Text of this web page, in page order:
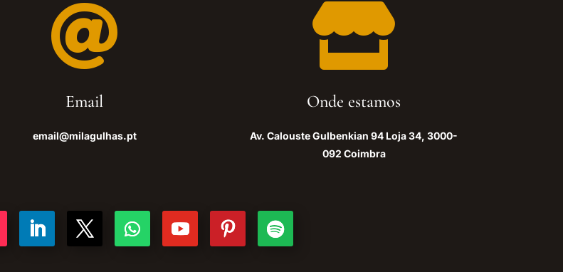

Email
email@milagulhas.pt

Onde estamos
Av. Calouste Gulbenkian 94 Loja 34, 3000-
092 Coimbra